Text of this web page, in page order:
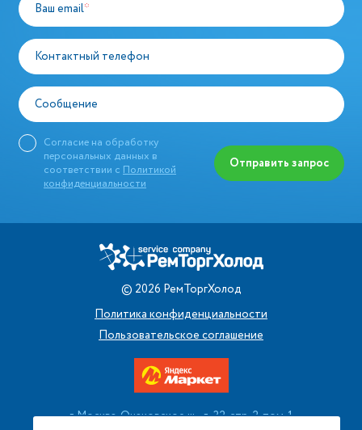
Ваш email*
Контактный телефон
Сообщение
Согласие на обработку
персональных данных в
соответствии с Политикой
конфиденциальности
Отправить запрос
© 2026 РемТоргХолод
Политика конфиденциальности
Пользовательское соглашение
г. Москва, Очаковское ш., д. 32, стр. 2, пом. 1